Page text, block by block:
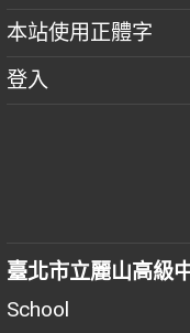
本站使用正體字
登入
臺北市立麗山高級
School